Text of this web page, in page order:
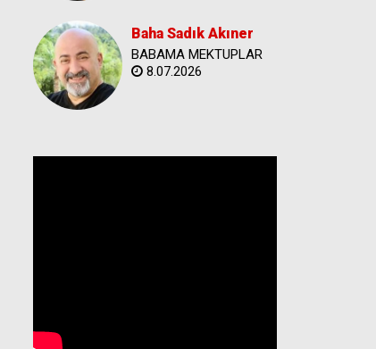
Baha Sadık Akıner
BABAMA MEKTUPLAR
8.07.2026